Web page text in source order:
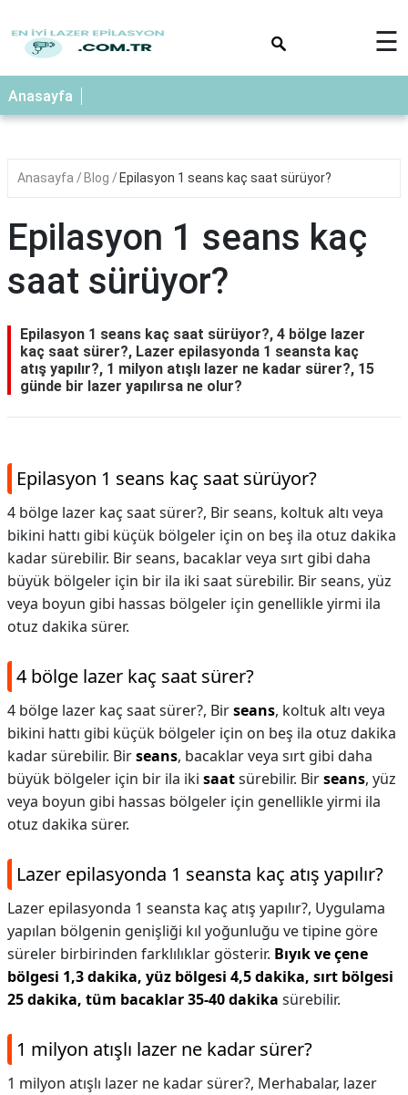
☰
Anasayfa
Anasayfa Blog Epilasyon 1 seans kaç saat sürüyor?
Epilasyon 1 seans kaç
saat sürüyor?
Epilasyon 1 seans kaç saat sürüyor?, 4 bölge lazer
kaç saat sürer?, Lazer epilasyonda 1 seansta kaç
atış yapılır?, 1 milyon atışlı lazer ne kadar sürer?, 15
günde bir lazer yapılırsa ne olur?
Epilasyon 1 seans kaç saat sürüyor?
4 bölge lazer kaç saat sürer?, Bir seans, koltuk altı veya
bikini hattı gibi küçük bölgeler için on beş ila otuz dakika
kadar sürebilir. Bir seans, bacaklar veya sırt gibi daha
büyük bölgeler için bir ila iki saat sürebilir. Bir seans, yüz
veya boyun gibi hassas bölgeler için genellikle yirmi ila
otuz dakika sürer.
4 bölge lazer kaç saat sürer?
4 bölge lazer kaç saat sürer?, Birseans, koltuk altı veya
bikini hattı gibi küçük bölgeler için on beş ila otuz dakika
kadar sürebilir. Birseans, bacaklar veya sırt gibi daha
büyük bölgeler için bir ila iki saatsürebilir. Birseans, yüz
veya boyun gibi hassas bölgeler için genellikle yirmi ila
otuz dakika sürer.
Lazer epilasyonda 1 seansta kaç atış yapılır?
Lazer epilasyonda 1 seansta kaç atış yapılır?, Uygulama
yapılan bölgenin genişliği kıl yoğunluğu ve tipine göre
süreler birbirinden farklılıklar gösterir. Bıyık ve çene
bölgesi 1,3 dakika, yüz bölgesi 4,5 dakika, sırt bölgesi
25 dakika, tüm bacaklar 35-40 dakika sürebilir.
1 milyon atışlı lazer ne kadar sürer?
1 milyon atışlı lazer ne kadar sürer?, Merhabalar, lazer